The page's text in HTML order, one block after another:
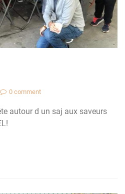
0 comment
autour d un saj aux saveurs